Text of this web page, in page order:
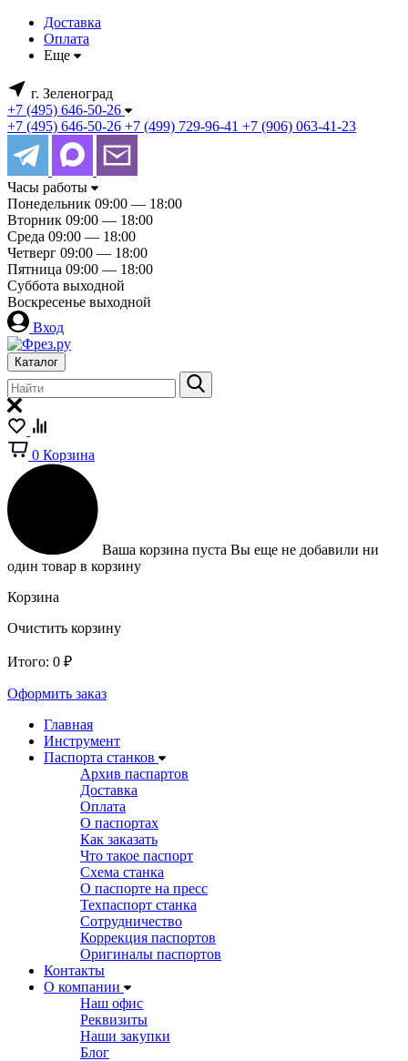
Доставка
Оплата
Еще
г. Зеленоград
+7 (495) 646-50-26
+7 (495) 646-50-26 +7 (499) 729-96-41 +7 (906) 063-41-23
Часы работы
Понедельник 09:00 — 18:00
Вторник 09:00 — 18:00
Среда 09:00 — 18:00
Четверг 09:00 — 18:00
Пятница 09:00 — 18:00
Суббота выходной
Воскресенье выходной
Вход
Каталог
0 Корзина
Ваша корзина пуста Вы еще не добавили ни
один товар в корзину
Корзина
Очистить корзину
Итого: 0 ₽
Оформить заказ
Главная
Инструмент
Паспорта станков
Архив паспартов
Доставка
Оплата
О паспортах
Как заказать
Что такое паспорт
Схема станка
О паспорте на пресс
Техпаспорт станка
Сотрудничество
Коррекция паспортов
Оригиналы паспортов
Контакты
О компании
Наш офис
Реквизиты
Наши закупки
Блог